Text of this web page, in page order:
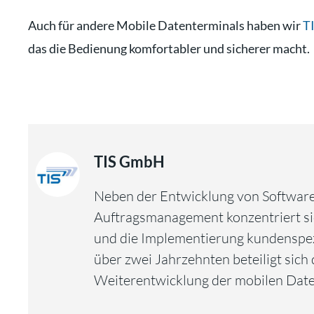
Auch für andere Mobile Datenterminals haben wir
das die Bedienung komfortabler und sicherer macht.
TIS GmbH
Neben der Entwicklung von
Auftragsmanagement konzentriert
und die Implementierung
über zwei Jahrzehnten beteiligt
Weiterentwicklung der mobilen